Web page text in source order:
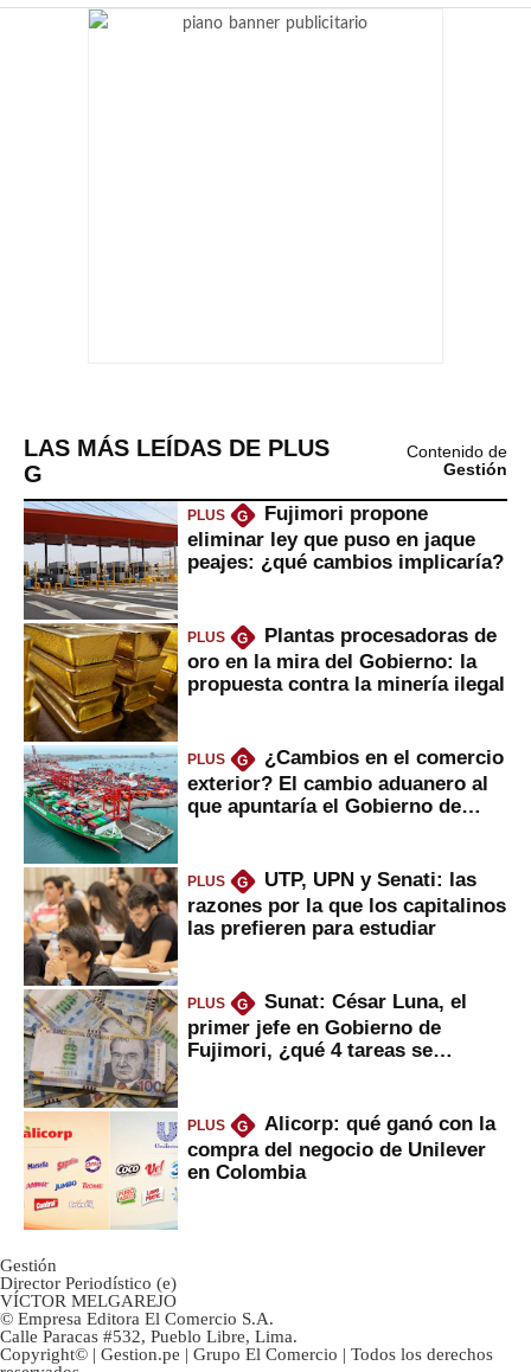
LAS MÁS LEÍDAS DE PLUS
G
Contenido de
Gestión
PLUS G
Fujimori propone
eliminar ley que puso en jaque
peajes: ¿qué cambios implicaría?
PLUS G
Plantas procesadoras de
oro en la mira del Gobierno: la
propuesta contra la minería ilegal
PLUS G
¿Cambios en el comercio
exterior? El cambio aduanero al
que apuntaría el Gobierno de
PLUS G
UTP, UPN y Senati: las
razones por la que los capitalinos
las prefieren para estudiar
PLUS G
Sunat: César Luna, el
primer jefe en Gobierno de
Fujimori, ¿qué 4 tareas se
PLUS G
Alicorp: qué ganó con la
compra del negocio de Unilever
en Colombia
Gestión
Director Periodístico (e)
VÍCTOR MELGAREJO
© Empresa Editora El Comercio S.A.
Calle Paracas #532, Pueblo Libre, Lima.
Copyright© | Gestion.pe | Grupo El Comercio | Todos los derechos